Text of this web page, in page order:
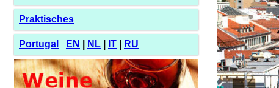
Praktisches
Portugal EN NL IT RU